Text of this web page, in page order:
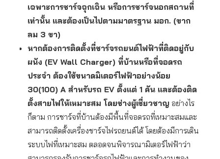
เฉพาะการชาร์จฉุกเฉิน หรือการชาร์จนอกสถานที่
เท่านั้น และต้องเป็นไปตามมาตรฐาน มอก. (ขาก
ลม 3 ขา)
หากต้องการติดตั้งที่ชาร์จรถยนต์ไฟฟ้าที่ติดอยู่กับ
ผนัง (EV Wall Charger) ที่บ้านหรือที่จอดรถ
ประจำ ต้องใช้ขนาดมิเตอร์ไฟฟ้าอย่างน้อย
30(100) A สำหรับรถ EV ตั้งแต่ 1 คัน และต้องติด
ตั้งสายไฟให้เหมาะสม โดยช่างผู้เชี่ยวชาญ อย่างไร
ก็ตาม การชาร์จที่บ้านต้องมีพื้นที่จอดรถที่เหมาะสมและ
สามารถติดตั้งเครื่องชาร์จไฟรถยนต์ได้ โดยต้องมีการเดิน
ระบบไฟที่เหมาะสม ตลอดจนพิจารณามิเตอร์ไฟฟ้าว่า